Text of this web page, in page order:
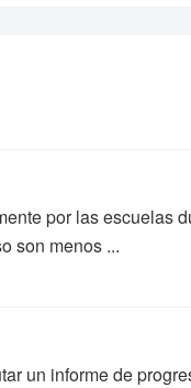
por las escuelas
son menos ...
un informe de